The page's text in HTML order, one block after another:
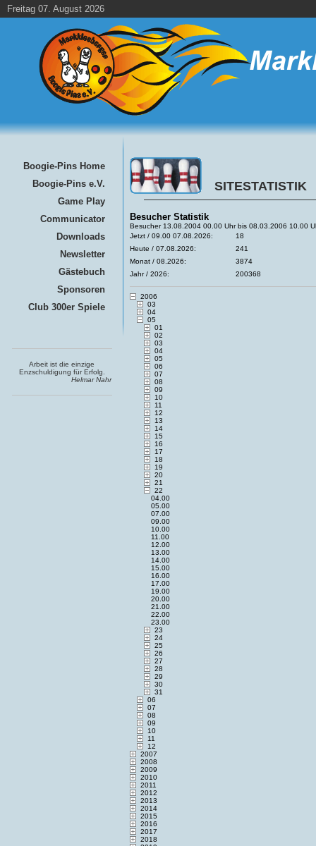
Freitag 07. August 2026
Boogie-Pins Home
Boogie-Pins e.V.
Game Play
Communicator
Downloads
Newsletter
Gästebuch
Sponsoren
Club 300er Spiele
Arbeit ist die einzige
Enzschuldigung für Erfolg.
Helmar Nahr
SITESTATISTIK
Besucher Statistik
Besucher 13.08.2004 00.00 Uhr bis 08.03.2006 10.00
Jetzt / 09.00 07.08.2026:
18
Heute / 07.08.2026:
241
Monat / 08.2026:
3874
Jahr / 2026:
200368
2006
03
04
05
01
02
03
04
05
06
07
08
09
10
11
12
13
14
15
16
17
18
19
20
21
22
04.00
05.00
07.00
09.00
10.00
11.00
12.00
13.00
14.00
15.00
16.00
17.00
19.00
20.00
21.00
22.00
23.00
23
24
25
26
27
28
29
30
31
06
07
08
09
10
11
12
2007
2008
2009
2010
2011
2012
2013
2014
2015
2016
2017
2018